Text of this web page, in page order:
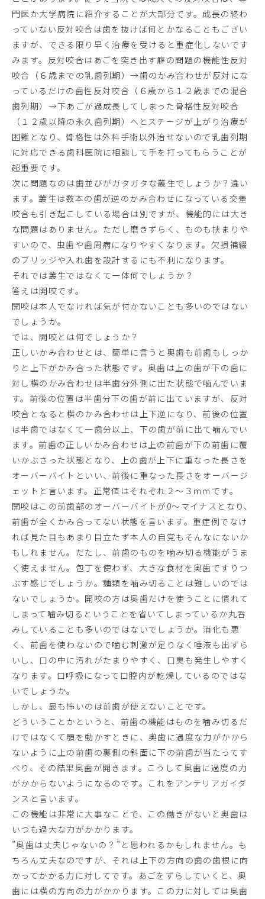
門医か大学病院に紹介することが大部分です。成長の終わ
っていない反対咬合は歯を抜けば何とかなることもござい
ますが、できる限り早く治療を受けると重症化しないです
みます。反対咬合はあごを突き出す癖の問題の機能性反対
咬合（６歳までの乳歯列期）→歯のかみ合わせが反対にな
っているだけの歯性反対咬合（６歳から１２歳までの混合
歯列期）→下あごが過成長してしまった骨格性反対咬合
（１２歳以降の永久歯列期）へとステージが上がり治療が
困難となり、骨格性は外科手術以外治せないので乳歯列期
に対応できる歯科医院に相談して手を打ってもらうことが
超重要です。
次に問題なのは歯並びがガタガタな叢生でしょうか？違い
ます。叢生は数本の歯が逆のかみ合わせになっている交差
咬合も引き起こしている場合は別ですが、機能的には大き
な問題はありません。ただし磨きずらく、ものも挟まりや
すいので、虫歯や歯周病になりやすくなります。欠損補綴
のブリッジや入れ歯を設計するにも不利になります。
それでは叢生ではなくて一体何でしょうか？
答えは開咬です。
開咬は本人でなければ気が付かないことも多いのではない
でしょうか。
では、開咬とは何でしょうか？
正しいかみ合わせとは、簡単に言うと奥歯も前歯もしっか
りと上下がかみ合った状態です。奥歯は上の歯が下の歯に
対し横のかみ合わせは半歯分外側に出た状態で噛んでいま
す。前後の位置は半歯分下の歯が前に出ていますが、反対
咬合となると横のかみ合わせは上下逆になり、前後の位置
は半歯ではなくて一歯分以上、下の歯が前に出て噛んでい
ます。前歯の正しいかみ合わせは上の前歯が下の前歯に覆
いかぶさった状態となり、上の歯が上下に重なった長さを
オーバーバイトといい、前後に重なった長さをオーバージ
ェットと言います。正常値はそれぞれ２～３ｍｍです。
開咬はこの前歯部のオーバーバイトが0～マイナスとなり、
前歯が全くかみ合ってない状態を言います。重症例でなけ
れば見た目もあまり目立たず本人の自覚もそんなにないか
もしれません。だたし、前歯のものを噛み切る機能がうま
く使えません。包丁を使わず、大きな食材を奥歯ですりつ
ぶす感じでしょうか。麺類を噛み切ることは難しいのでは
ないでしょうか。開咬の方は奥歯だけを使うことに慣れて
しまって噛み切るということを省いてしまっているか丸呑
みしていることも多いのではないでしょうか。消化も悪
く、前歯を使わないので噛む刺激が足りなく唾液も出ずら
いし、口の中に汚れがたまりやすく、口臭も発生しやすく
なります。口呼吸になって口腔内が乾燥しているのではな
いでしょうか。
しかし、最も怖いのは前歯が使えないことです。
どういうことかというと、前歯の機能はものを噛み切るだ
けではなくて顎を動かすときに、奥歯に過度な力がかから
ないように上の前歯の裏側の斜面に下の前歯が当たってす
べり、その結果奥歯が開きます。こうして奥歯に過度の力
がかからないようになるのです。これをアンテリアガイダ
ンスと言います。
この機能は非常に大事なことで、この働きがないと奥歯は
いつも過大な力がかかります。
”奥歯は丈夫じゃないの？”と思われるかもしれません。も
ちろん丈夫なのですが、それは上下の方向の歯の歯根に向
かってかかる力に対してです。あごをずらしていくと、奥
歯には横の方向の力がかかります。この力に対しては奥歯